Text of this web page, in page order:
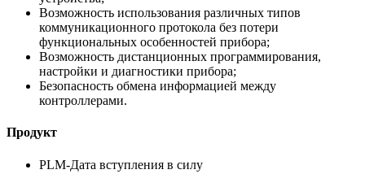
Возможность использования различных типов
коммуникационного протокола без потери
функциональных особенностей прибора;
Возможность дистанционных программирования,
настройки и диагностики прибора;
Безопасность обмена информацией между
контроллерами.
Продукт
PLM-Дата вступления в силу